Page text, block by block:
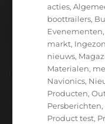
Categorieën
acties,
boottrailers,
Evenementen,
markt,
nieuws,
Materialen,
Navionics,
Producten,
Persberichten,
Product test,